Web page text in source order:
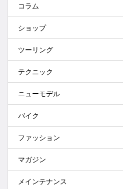
コラム
ショップ
ツーリング
テクニック
ニューモデル
バイク
ファッション
マガジン
メインテナンス